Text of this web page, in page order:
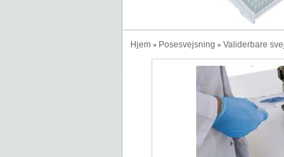
Hjem » Posesvejsning » Validerbare